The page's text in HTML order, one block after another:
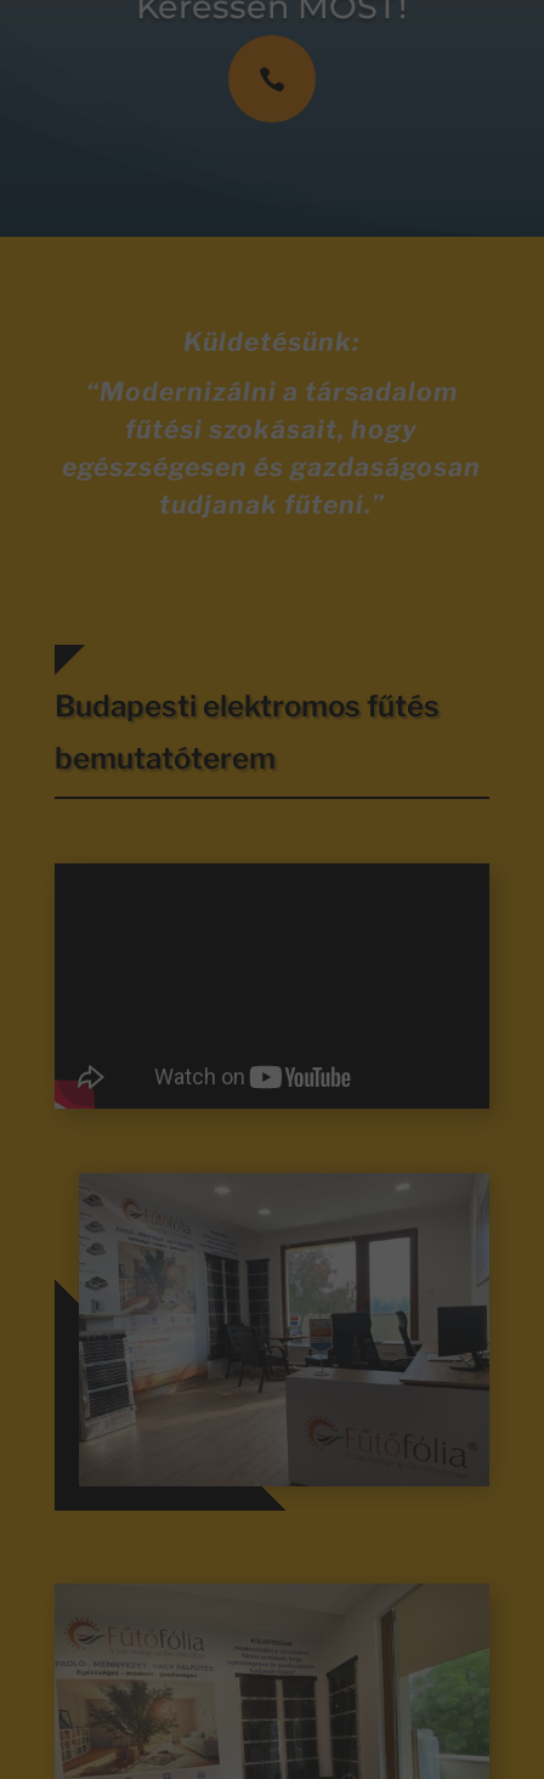

Küldetésünk:
“Modernizálni a társadalom
fűtési szokásait, hogy
egészségesen és gazdaságosan
tudjanak fűteni.”
Budapesti elektromos fűtés
bemutatóterem